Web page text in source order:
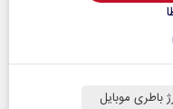
باطری موبایل